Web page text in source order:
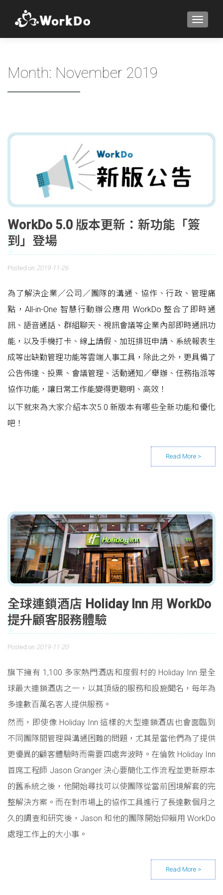
Month: November 2019
WorkDo 5.0 版本更新：新功能「簽
到」登場
Posted on 2019-11-26
為了解決企業／公司／團隊的溝通、協作、行政、管理痛
點，All-in-One 智慧行動辦公應用 WorkDo 整合了即時通
訊、語音通話、群組聊天、視訊會議等企業內部即時通訊功
能，以及手機打卡、線上請假、加班排班申請、系統報表生
成等出缺勤管理功能等雲端人事工具，除此之外，更具備了
公告佈達、投票、會議管理、活動通知／舉辦、任務指派等
協作功能，讓日常工作能變得更聰明、高效！
以下就來為大家介紹本次5.0 新版本有哪些全新功能和優化
吧！
全球連鎖酒店 Holiday Inn 用 WorkDo
提升顧客服務體驗
Posted on 2019-11-20
旗下擁有 1,100 多家熱門酒店和度假村的 Holiday Inn 是全
球最大連鎖酒店之一，以其頂級的服務和設施聞名，每年為
多達數百萬名客人提供服務。
然而，即使像 Holiday Inn 這樣的大型連鎖酒店也會面臨到
不同團隊間管理與溝通困難的問題，尤其是當他們為了提供
更優異的顧客體驗時而需要四處奔波時。在倫敦 Holiday Inn
首席工程師 Jason Granger 決心要簡化工作流程並更新原本
的舊系統之後，他開始尋找可以使團隊從當前困境解套的完
整解決方案。而在對市場上的協作工具進行了長達數個月之
久的調查和研究後，Jason 和他的團隊開始仰賴用 WorkDo
處理工作上的大小事。